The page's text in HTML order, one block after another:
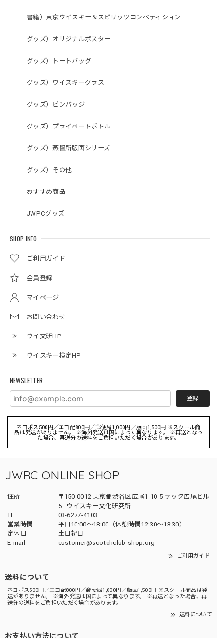
書籍）東京ウイスキー＆スピリッツコンペティション
グッズ）オリジナルポスター
グッズ）トートバッグ
グッズ）ウイスキーグラス
グッズ）ピンバッジ
グッズ）プライベートボトル
グッズ）蒸留所版画シリーズ
グッズ）その他
おすすめ商品
JWPCグッズ
SHOP INFO
ご利用ガイド
会員登録
マイページ
お問い合わせ
ウイ文研HP
ウイスキー検定HP
NEWSLETTER
登録
ネコポス500円／エコ配800円／郵便局1,000円／版画1,500円 ※スクール商
品は発送がありません。 ※海外発送は国によって異なります。 ※再送となっ
た場合、再送分の送料をご負担いただく場合があります。
JWRC ONLINE SHOP
住所
〒150-0012 東京都渋谷区広尾1-10-5 テック広尾ビル
5F ウイスキー文化研究所
TEL
03-6277-4103
営業時間
平日10:00～18:00（休憩時間12:30～13:30）
定休日
土日祝日
E-mail
customer@scotchclub-shop.org
ご利用ガイド
送料について
ネコポス500円／エコ配800円／郵便局1,000円／版画1,500円 ※スクール商品は発
送がありません。 ※海外発送は国によって異なります。 ※再送となった場合、再
送分の送料をご負担いただく場合があります。
送料について
お支払い方法について